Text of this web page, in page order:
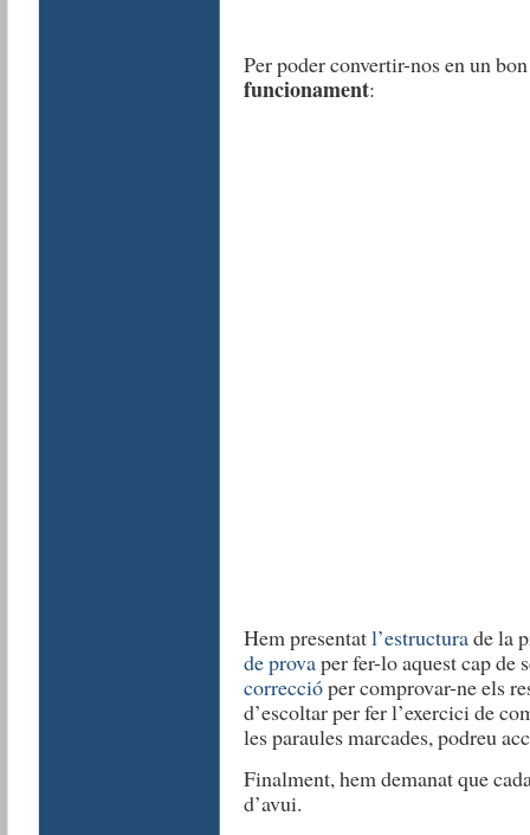
Per poder convertir-nos en un
funcionament:
Hem presentatl’estructurade la
de provaper fer-lo aquest cap de
correccióper comprovar-ne els
d’escoltar per fer l’exercici de
les paraules marcades, podreu
Finalment, hem demanat que
d’avui.